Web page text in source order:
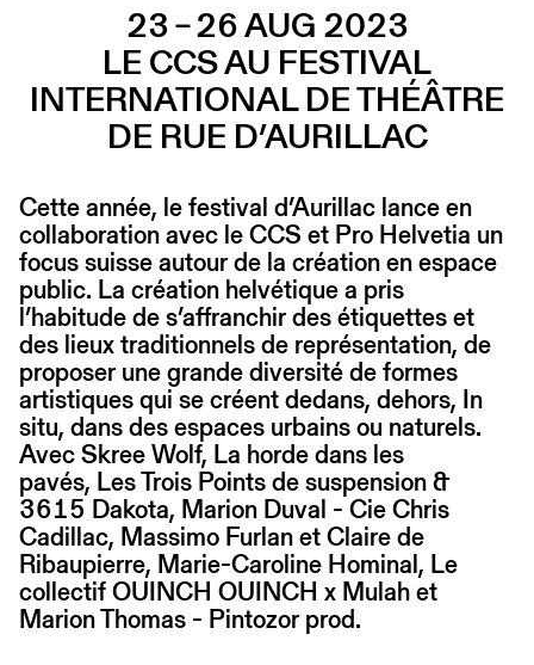
23 – 26 AUG 2023
LE CCS AU FESTIVAL
INTERNATIONAL DE THÉÂTRE
DE RUE D’AURILLAC
Cette année, le festival d’Aurillac lance en
collaboration avec le CCS et Pro Helvetia un
focus suisse autour de la création en espace
public. La création helvétique a pris
l’habitude de s’affranchir des étiquettes et
des lieux traditionnels de représentation, de
proposer une grande diversité de formes
artistiques qui se créent dedans, dehors, In
situ, dans des espaces urbains ou naturels.
Avec Skree Wolf, La horde dans les
pavés, Les Trois Points de suspension &
3615 Dakota, Marion Duval - Cie Chris
Cadillac, Massimo Furlan et Claire de
Ribaupierre, Marie-Caroline Hominal, Le
collectif OUINCH OUINCH x Mulah et
Marion Thomas - Pintozor prod.